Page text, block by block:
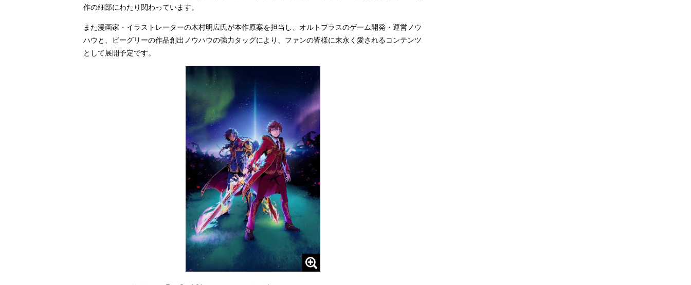
作の細部にわたり関わっています。
また漫画家・イラストレーターの木村明広氏が本作原案を担当し、オルトプラスのゲーム開発・運営ノウ
ハウと、ビーグリーの作品創出ノウハウの強力タッグにより、ファンの皆様に末永く愛されるコンテンツ
として展開予定です。